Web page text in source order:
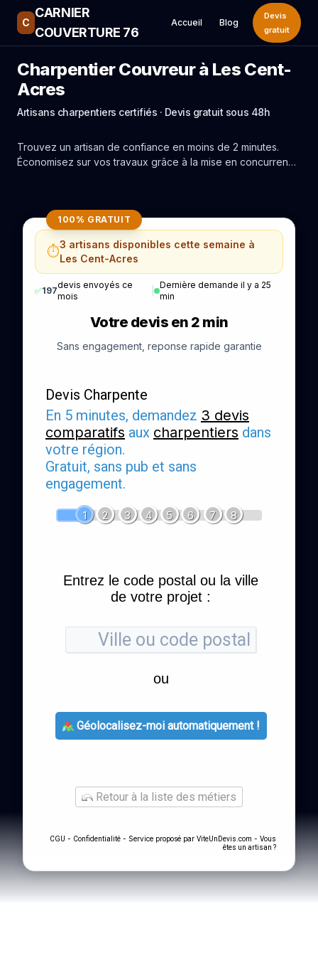
C
CARNIER
COUVERTURE 76
Accueil Blog
Devis
gratuit
Charpentier Couvreur à Les Cent-
Acres
Artisans charpentiers certifiés · Devis gratuit sous 48h
Trouvez un artisan de confiance en moins de 2 minutes.
Économisez sur vos travaux grâce à la mise en concurrence
100% GRATUIT
⏱️3 artisans disponibles cette semaine à
Les Cent-Acres
✅197
devis envoyés ce
mois
Dernière demande il y a 25
min
Votre devis en 2 min
Sans engagement, reponse rapide garantie
Devis Charpente
En 5 minutes, demandez 3 devis
comparatifs aux charpentiers dans
votre région.
Gratuit, sans pub et sans
engagement.
1 2 3 4 5 6 7 8
Entrez le code postal ou la ville
de votre projet :
ou
Géolocalisez-moi automatiquement !
Retour à la liste des métiers
CGU - Confidentialité - Service proposé par ViteUnDevis.com - Vous
êtes un artisan ?